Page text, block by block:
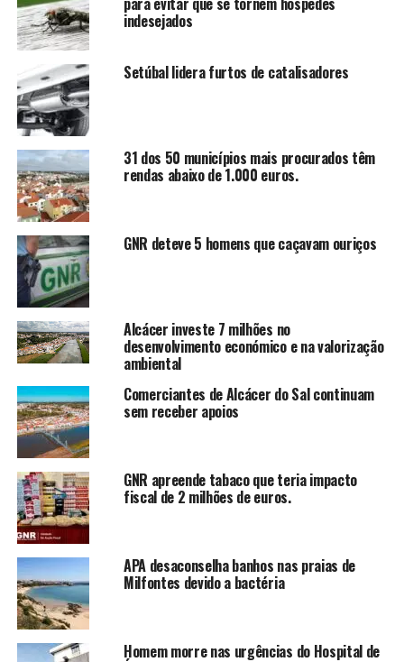
indesejados
Setúbal lidera furtos de catalisadores
31 dos 50 municípios mais procurados têm
rendas abaixo de 1.000 euros.
GNR deteve 5 homens que caçavam ouriços
Alcácer investe 7 milhões no
desenvolvimento económico e na valorização
ambiental
Comerciantes de Alcácer do Sal continuam
sem receber apoios
GNR apreende tabaco que teria impacto
fiscal de 2 milhões de euros.
APA desaconselha banhos nas praias de
Milfontes devido a bactéria
Homem morre nas urgências do Hospital de